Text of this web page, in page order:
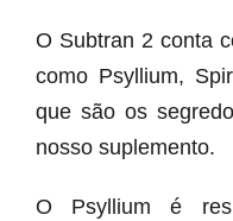
O Subtran 2 conta
como Psyllium,
que são os
nosso suplemento.
O Psyllium é